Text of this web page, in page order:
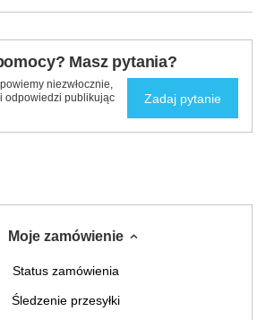
Masz pytania?
niezwłocznie,
odpowiedzi publikując
Zadaj pytanie
Moje zamówienie
Status zamówienia
Śledzenie przesyłki